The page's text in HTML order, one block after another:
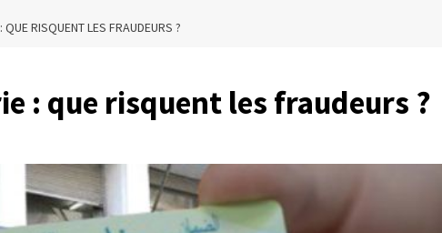
QUE RISQUENT LES FRAUDEURS ?
: que risquent les fraudeurs ?